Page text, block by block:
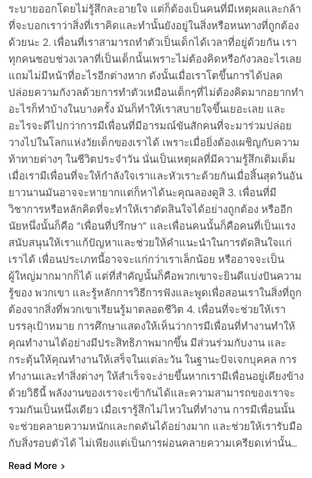
ระบายออกโดยไม่รู้สึกละอายใจ แต่ก็ต้องเป็นคนที่มีเหตุผลและกล้า
ที่จะบอกเราว่าสิ่งที่เราคิดและทำนั้นยังอยู่ในสิ่งหรือหนทางที่ถูกต้อง
ด้วยนะ 2. เพื่อนที่เราสามารถทำตัวเป็นเด็กได้เวลาที่อยู่ด้วยกัน เรา
ทุกคนชอบช่วงเวลาที่เป็นเด็กนั้นเพราะไม่ต้องคิดหรือกังวลอะไรเลย
แถมไม่มีหน้าที่อะไรอีกต่างหาก ดังนั้นเมื่อเราโตขึ้นการได้ปลด
ปล่อยความกังวลด้วยการทำตัวเหมือนเด็กๆที่ไม่ต้องคิดมากอยากทำ
อะไรก็ทำบ้างในบางครั้ง มันก็ทำให้เราสบายใจขึ้นเยอะเลย และ
อะไรจะดีไปกว่าการมีเพื่อนที่มีอารมณ์ขันสักคนที่จะมาร่วมปล่อย
วางไปในโลกแห่งวัยเด็กของเราได้ เพราะเมื่อยิ่งต้องเผชิญกับความ
ท้าทายต่างๆ ในชีวิตประจำวัน นั่นเป็นเหตุผลที่มีความรู้สึกเติมเต็ม
เมื่อเรามีเพื่อนที่จะให้กำลังใจเราและหัวเราะด้วยกันเมื่อสิ้นสุดวันอัน
ยาวนานมันอาจจะหายากแต่ก็หาได้นะคุณลองดูสิ 3. เพื่อนที่มี
วิชาการหรือหลักคิดที่จะทำให้เราตัดสินใจได้อย่างถูกต้อง หรืออีก
นัยหนึ่งนั้นก็คือ “เพื่อนที่ปรึกษา” และเพื่อนคนนั้นก็คือคนที่เป็นแรง
สนับสนุนให้เราแก้ปัญหาและช่วยให้คำแนะนำในการตัดสินใจแก่
เราได้ เพื่อนประเภทนี้อาจจะแก่กว่าเราเล็กน้อย หรืออาจจะเป็น
ผู้ใหญ่มากมากก็ได้ แต่ที่สำคัญนั้นก็คือพวกเขาจะยินดีแบ่งปันความ
รู้ของ พวกเขา และรู้หลักการวิธีการฟังและพูดเพื่อสอนเราในสิ่งที่ถูก
ต้องจากสิ่งที่พวกเขาเรียนรู้มาตลอดชีวิต 4. เพื่อนที่จะช่วยให้เรา
บรรลุเป้าหมาย การศึกษาแสดงให้เห็นว่าการมีเพื่อนที่ทำงานทำให้
คุณทำงานได้อย่างมีประสิทธิภาพมากขึ้น มีส่วนร่วมกับงาน และ
กระตุ้นให้คุณทำงานให้เสร็จในแต่ละวัน ในฐานะปัจเจกบุคคล การ
ทำงานและทำสิ่งต่างๆ ให้สำเร็จจะง่ายขึ้นหากเรามีเพื่อนอยู่เคียงข้าง
ด้วยวิธีนี้ พลังงานของเราจะเข้ากันได้และความสามารถของเราจะ
รวมกันเป็นหนึ่งเดียว เมื่อเรารู้สึกไม่ไหวในที่ทำงาน การมีเพื่อนนั้น
จะช่วยคลายความหนักและกดดันได้อย่างมาก และช่วยให้เรารับมือ
กับสิ่งรอบตัวได้ ไม่เพียงแต่เป็นการผ่อนคลายความเครียดเท่านั้น…
Read More